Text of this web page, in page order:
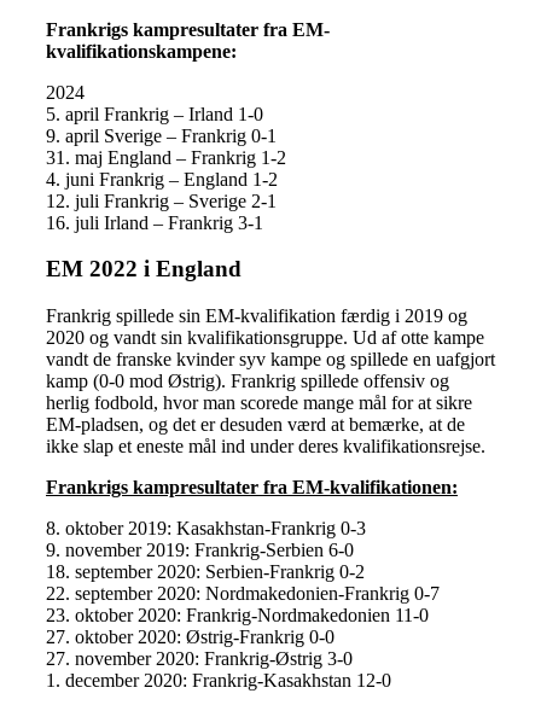
Frankrigs kampresultater fra EM-
kvalifikationskampene:
2024
5. april Frankrig – Irland 1-0
9. april Sverige – Frankrig 0-1
31. maj England – Frankrig 1-2
4. juni Frankrig – England 1-2
12. juli Frankrig – Sverige 2-1
16. juli Irland – Frankrig 3-1
EM 2022 i England
Frankrig spillede sin EM-kvalifikation færdig i 2019 og
2020 og vandt sin kvalifikationsgruppe. Ud af otte kampe
vandt de franske kvinder syv kampe og spillede en uafgjort
kamp (0-0 mod Østrig). Frankrig spillede offensiv og
herlig fodbold, hvor man scorede mange mål for at sikre
EM-pladsen, og det er desuden værd at bemærke, at de
ikke slap et eneste mål ind under deres kvalifikationsrejse.
Frankrigs kampresultater fra EM-kvalifikationen:
8. oktober 2019: Kasakhstan-Frankrig 0-3
9. november 2019: Frankrig-Serbien 6-0
18. september 2020: Serbien-Frankrig 0-2
22. september 2020: Nordmakedonien-Frankrig 0-7
23. oktober 2020: Frankrig-Nordmakedonien 11-0
27. oktober 2020: Østrig-Frankrig 0-0
27. november 2020: Frankrig-Østrig 3-0
1. december 2020: Frankrig-Kasakhstan 12-0